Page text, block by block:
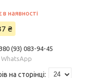
в наявності
₴
(93) 083-94-45
WhatsApp